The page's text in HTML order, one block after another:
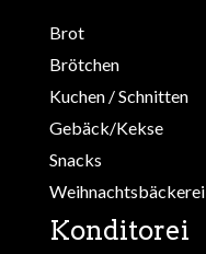
Brot
Brötchen
Kuchen / Schnitten
Gebäck/Kekse
Snacks
Weihnachtsbäckerei
Konditorei